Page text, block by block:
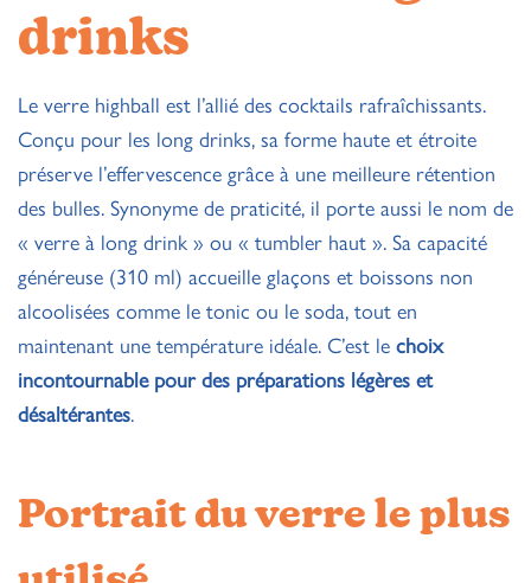
drinks
Le verre highball est l’allié des cocktails rafraîchissants.
Conçu pour les long drinks, sa forme haute et étroite
préserve l’effervescence grâce à une meilleure rétention
des bulles. Synonyme de praticité, il porte aussi le nom de
« verre à long drink » ou « tumbler haut ». Sa capacité
généreuse (310 ml) accueille glaçons et boissons non
alcoolisées comme le tonic ou le soda, tout en
maintenant une température idéale. C’est le choix
incontournable pour des préparations légères et
désaltérantes.
Portrait du verre le plus